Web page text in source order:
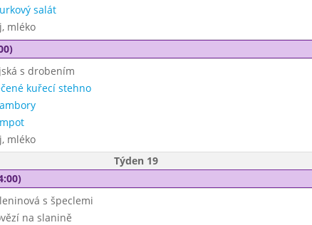
salát
mléko
s drobením
kuřecí stehno
mléko
Týden 19
s špeclemi
na slanině